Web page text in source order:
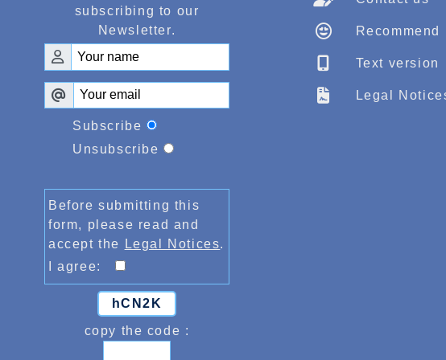
subscribing to our
Newsletter.
Subscribe
Unsubscribe
Before submitting this
form, please read and
accept the
Legal Notices.
I agree:
hCN2K
copy the code :
Recommend
Text version
Legal